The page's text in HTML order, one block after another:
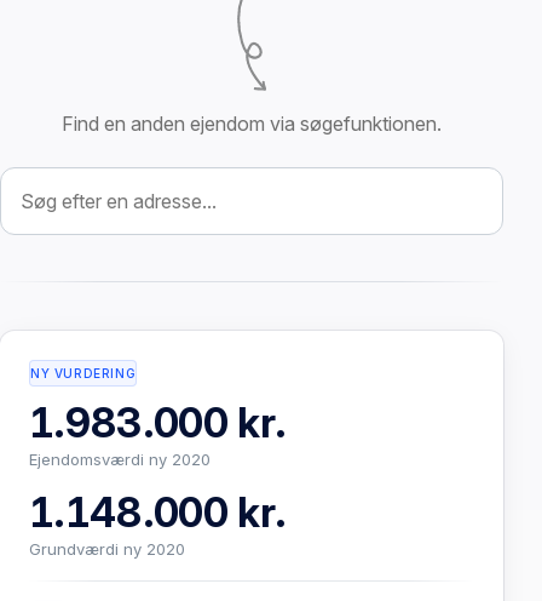
Find en anden ejendom via søgefunktionen.
Søg efter ejendom
NY VURDERING
1.983.000 kr.
Ejendomsværdi ny 2020
1.148.000 kr.
Grundværdi ny 2020